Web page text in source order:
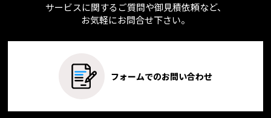
サービスに関するご質問や御見積依頼など、
お気軽にお問合せ下さい。
フォームでのお問い合わせ